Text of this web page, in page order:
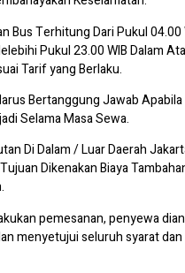
Bus Terhitung Dari Pukul 04.00
Pukul 23.00 WIB Dalam
Tarif yang Berlaku.
Bertanggung Jawab
Selama Masa Sewa.
Di Dalam / Luar Daerah
Dikenakan Biaya
pemesanan, penyewa
menyetujui seluruh syarat